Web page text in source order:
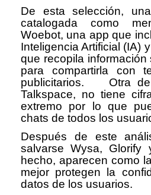
De esta selección,
catalogada como
Woebot, una app que
Inteligencia Artificial (IA)
que recopila
para compartirla con
publicitarios. Otra de
Talkspace, no tiene
extremo por lo que
chats de todos los
Después de este
salvarse Wysa, Glorify
hecho, aparecen como
mejor protegen la
datos de los usuarios.